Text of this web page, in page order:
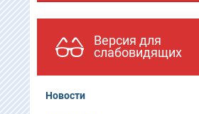
Версия для
слабовидящих
Новости